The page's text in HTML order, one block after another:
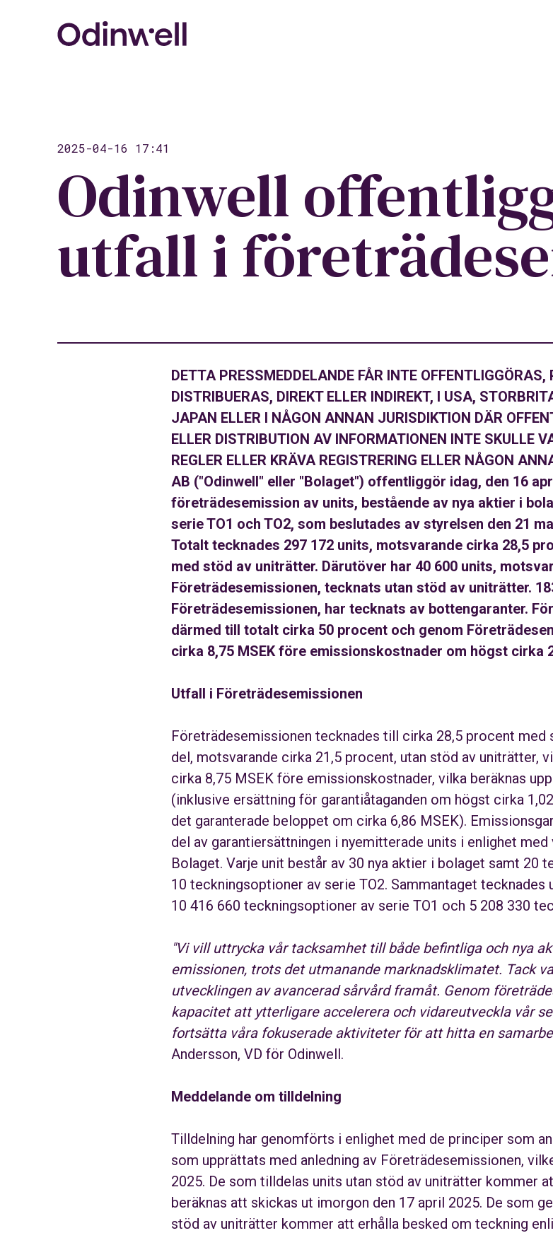
2025-04-16 17:41
Odinwell
utfall i
DETTA PRESSMEDDELANDE FÅR INTE OFFENTLIGGÖRAS,
DISTRIBUERAS, DIREKT ELLER INDIREKT, I USA,
JAPAN ELLER I NÅGON ANNAN JURISDIKTION DÄR
ELLER DISTRIBUTION AV INFORMATIONEN INTE SKULLE
REGLER ELLER KRÄVA REGISTRERING ELLER NÅGON
AB ("Odinwell" eller "Bolaget") offentliggör idag, den 16
företrädesemission av units, bestående av nya aktier i
serie TO1 och TO2, som beslutades av styrelsen den 21
Totalt tecknades 297 172 units, motsvarande cirka 28,5
med stöd av uniträtter. Därutöver har 40 600 units,
Företrädesemissionen, tecknats utan stöd av uniträtter.
Företrädesemissionen, har tecknats av bottengaranter.
därmed till totalt cirka 50 procent och genom
cirka 8,75 MSEK före emissionskostnader om högst cirka
Utfall i Företrädesemissionen
Företrädesemissionen tecknades till cirka 28,5 procent
del, motsvarande cirka 21,5 procent, utan stöd av uniträtter,
cirka 8,75 MSEK före emissionskostnader, vilka beräknas
(inklusive ersättning för garantiåtaganden om högst cirka
det garanterade beloppet om cirka 6,86 MSEK).
del av garantiersättningen i nyemitterade units i enlighet
Bolaget. Varje unit består av 30 nya aktier i bolaget samt 20
10 teckningsoptioner av serie TO2. Sammantaget tecknades
10 416 660 teckningsoptioner av serie TO1 och 5 208 330
"Vi vill uttrycka vår tacksamhet till både befintliga och nya
emissionen, trots det utmanande marknadsklimatet. Tack
utvecklingen av avancerad sårvård framåt. Genom
kapacitet att ytterligare accelerera och vidareutveckla vår
fortsätta våra fokuserade aktiviteter för att hitta en
Andersson, VD för Odinwell.
Meddelande om tilldelning
Tilldelning har genomförts i enlighet med de principer som
som upprättats med anledning av Företrädesemissionen,
2025. De som tilldelas units utan stöd av uniträtter kommer
beräknas att skickas ut imorgon den 17 april 2025. De som
stöd av uniträtter kommer att erhålla besked om teckning